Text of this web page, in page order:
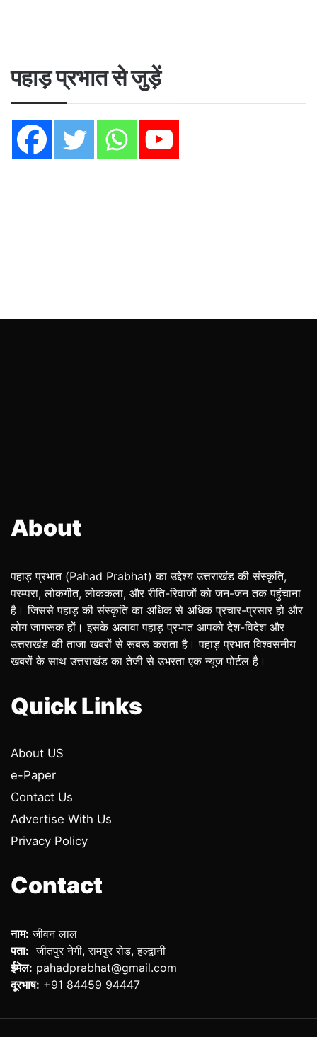
पहाड़ प्रभात से जुड़ें
About
पहाड़ प्रभात (Pahad Prabhat) का उद्देश्य उत्तराखंड की संस्कृति,
परम्परा, लोकगीत, लोककला, और रीति-रिवाजों को जन-जन तक पहुंचाना
है। जिससे पहाड़ की संस्कृति का अधिक से अधिक प्रचार-प्रसार हो और
लोग जागरूक हों। इसके अलावा पहाड़ प्रभात आपको देश-विदेश और
उत्तराखंड की ताजा खबरों से रूबरू कराता है। पहाड़ प्रभात विश्वसनीय
खबरों के साथ उत्तराखंड का तेजी से उभरता एक न्यूज पोर्टल है।
Quick Links
About US
e-Paper
Contact Us
Advertise With Us
Privacy Policy
Contact
नाम: जीवन लाल
पता: जीतपुर नेगी, रामपुर रोड, हल्द्वानी
ईमेल: pahadprabhat@gmail.com
दूरभाष: +91 84459 94447